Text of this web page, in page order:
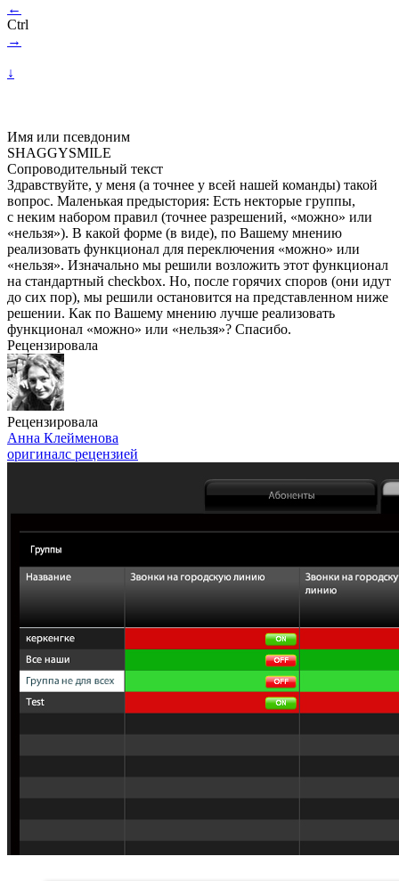
←
Ctrl
→
↓
Имя или псевдоним
SHAGGYSMILE
Сопроводительный текст
Здравствуйте, у меня (а точнее у всей нашей команды) такой
вопрос. Маленькая предыстория: Есть некторые группы,
с неким набором правил (точнее разрешений, «можно» или
«нельзя»). В какой форме (в виде), по Вашему мнению
реализовать функционал для переключения «можно» или
«нельзя». Изначально мы решили возложить этот функционал
на стандартный checkbox. Но, после горячих споров (они идут
до сих пор), мы решили остановится на представленном ниже
решении. Как по Вашему мнению лучше реализовать
функционал «можно» или «нельзя»? Спасибо.
Рецензировала
Рецензировала
Анна Клейменова
оригиналс рецензией